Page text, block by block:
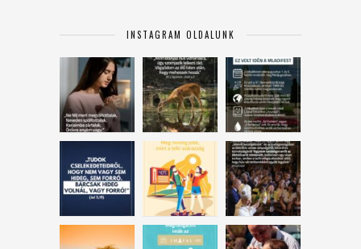
INSTAGRAM OLDALUNK